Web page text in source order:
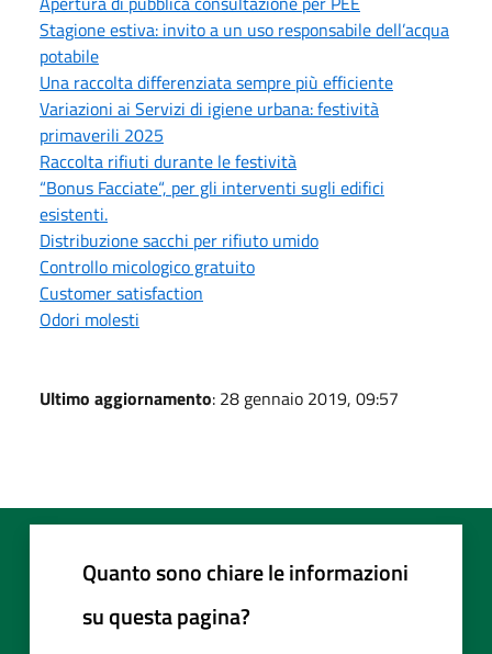
Stagione estiva: invito a un uso responsabile dell’acqua
potabile
Una raccolta differenziata sempre più efficiente
Variazioni ai Servizi di igiene urbana: festività
primaverili 2025
Raccolta rifiuti durante le festività
“Bonus Facciate“, per gli interventi sugli edifici
esistenti.
Distribuzione sacchi per rifiuto umido
Controllo micologico gratuito
Customer satisfaction
Odori molesti
Ultimo aggiornamento: 28 gennaio 2019, 09:57
Quanto sono chiare le informazioni
su questa pagina?